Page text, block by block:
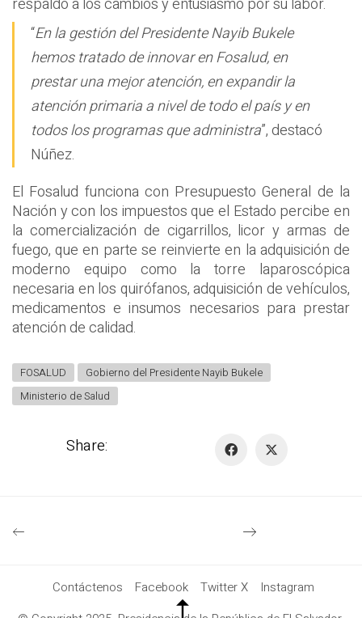
“En la gestión del Presidente Nayib Bukele
hemos tratado de innovar en Fosalud, en
prestar una mejor atención, en expandir la
atención primaria a nivel de todo el país y en
todos los programas que administra”, destacó
Núñez.
El Fosalud funciona con Presupuesto General de la
Nación y con los impuestos que el Estado percibe en
la comercialización de cigarrillos, licor y armas de
fuego, que en parte se reinvierte en la adquisición de
moderno equipo como la torre laparoscópica
necesaria en los quirófanos, adquisición de vehículos,
medicamentos e insumos necesarios para prestar
atención de calidad.
FOSALUD
Gobierno del Presidente Nayib Bukele
Ministerio de Salud
Share:
Contáctenos Facebook Twitter X
Instagram